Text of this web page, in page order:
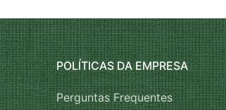
POLÍTICAS DA EMPRESA
Perguntas Frequentes